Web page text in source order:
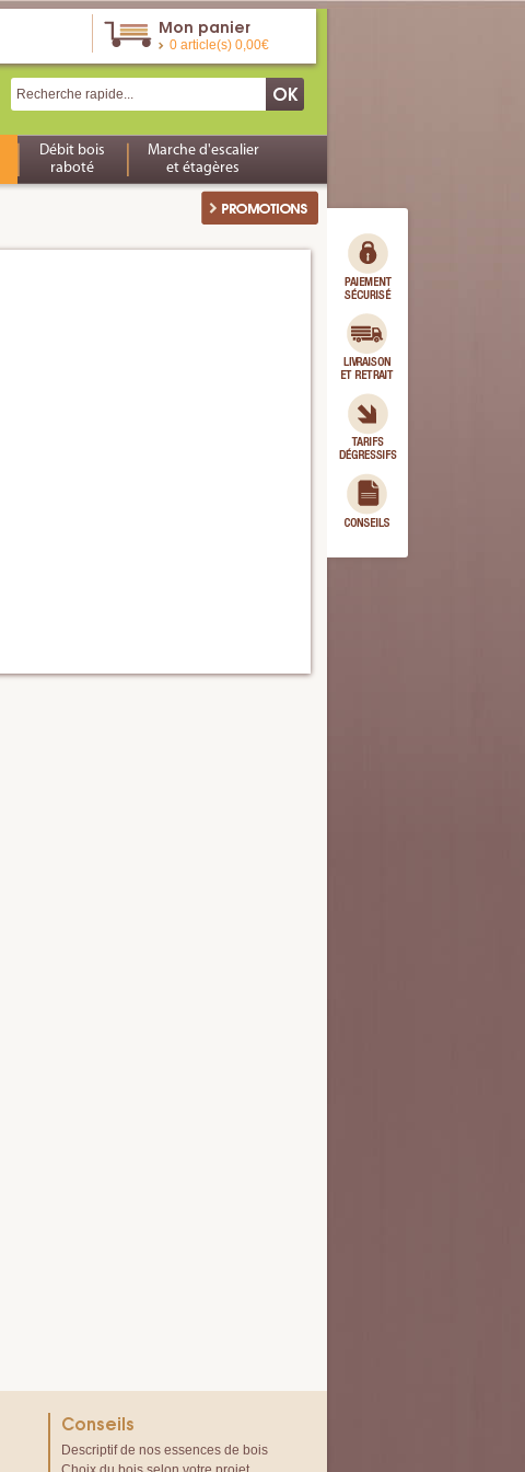
Mon panier
0 article(s) 0,00€
Débit bois
raboté
Marche d'escalier
et étagères
Conseils
Descriptif de nos essences de bois